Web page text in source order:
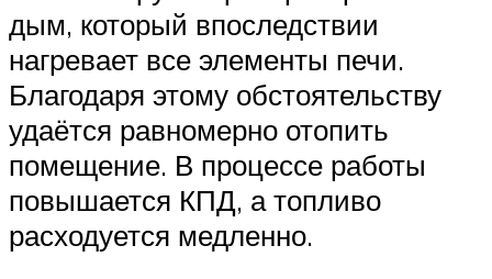
дым, который впоследствии
нагревает все элементы печи.
Благодаря этому обстоятельству
удаётся равномерно отопить
помещение. В процессе работы
повышается КПД, а топливо
расходуется медленно.